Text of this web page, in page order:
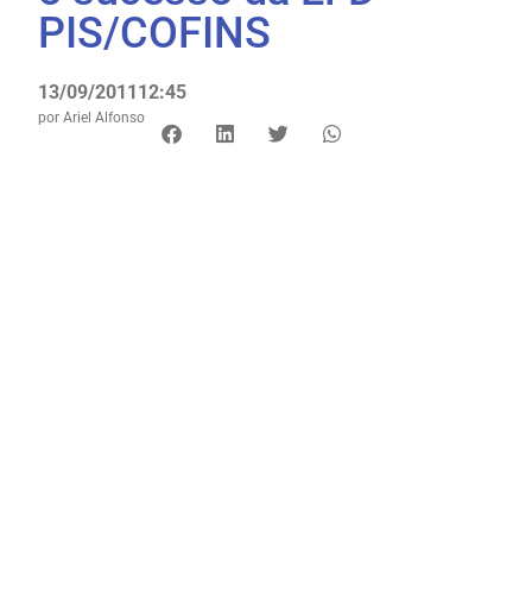
PIS/COFINS
13/09/201112:45
por Ariel Alfonso